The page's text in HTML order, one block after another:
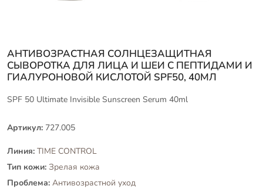
АНТИВОЗРАСТНАЯ СОЛНЦЕЗАЩИТНАЯ
СЫВОРОТКА ДЛЯ ЛИЦА И ШЕИ С ПЕПТИДАМИ И
ГИАЛУРОНОВОЙ КИСЛОТОЙ SPF50, 40МЛ
SPF 50 Ultimate Invisible Sunscreen Serum 40ml
Артикул: 727.005
Линия: TIME CONTROL
Тип кожи: Зрелая кожа
Проблема: Антивозрастной уход